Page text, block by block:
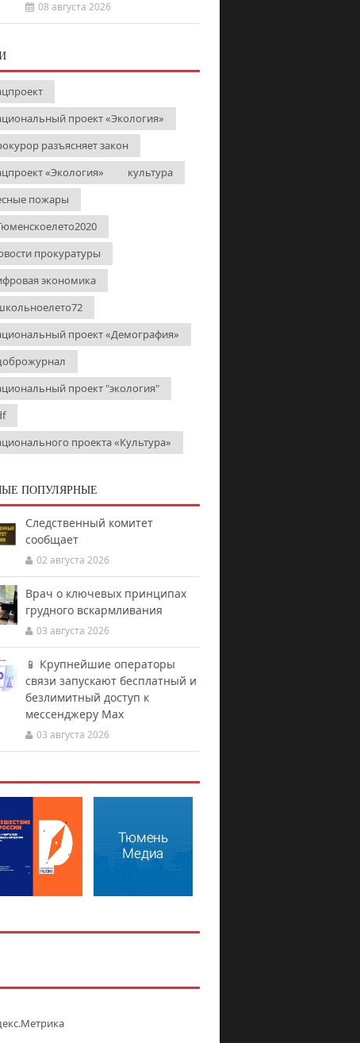
08 августа 2026
проект «Экология»
разъясняет закон
«Экология»
культура
пожары
прокуратуры
экономика
проект «Демография»
проект "экология"
проекта «Культура»
ПОПУЛЯРНЫЕ
Следственный комитет
сообщает
02 августа 2026
Врач о ключевых принципах
грудного вскармливания
03 августа 2026
📱 Крупнейшие операторы
связи запускают бесплатный и
безлимитный доступ к
мессенджеру Мах
03 августа 2026